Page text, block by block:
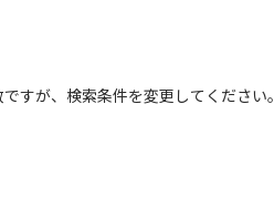
すが、検索条件を変更してください。